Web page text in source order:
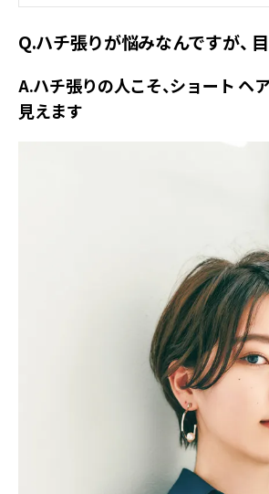
Q.ハチ張りが悩みなんですが、
A.ハチ張りの人こそ、ショート ヘ
見えます